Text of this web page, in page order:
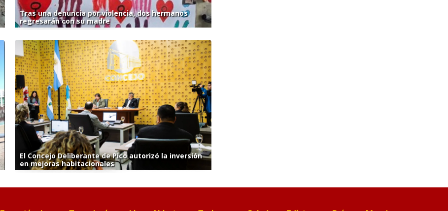
Tras una denuncia por violencia, dos hermanos
regresarán con su madre
El Concejo Deliberante de Pico autorizó la inversión
en mejoras habitacionales